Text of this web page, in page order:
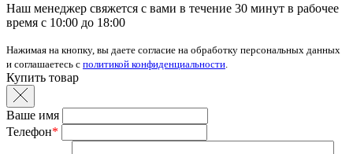
Наш менеджер свяжется с вами в течение 30 минут в рабочее
время с 10:00 до 18:00
Нажимая на кнопку, вы даете согласие на обработку персональных данных
и соглашаетесь с политикой конфиденциальности
Купить товар
Ваше имя
Телефон*